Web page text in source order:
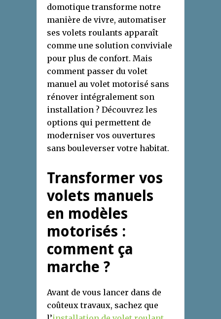
domotique transforme notre
manière de vivre, automatiser
ses volets roulants apparaît
comme une solution conviviale
pour plus de confort. Mais
comment passer du volet
manuel au volet motorisé sans
rénover intégralement son
installation ? Découvrez les
options qui permettent de
moderniser vos ouvertures
sans bouleverser votre habitat.
Transformer vos
volets manuels
en modèles
motorisés :
comment ça
marche ?
Avant de vous lancer dans de
coûteux travaux, sachez que